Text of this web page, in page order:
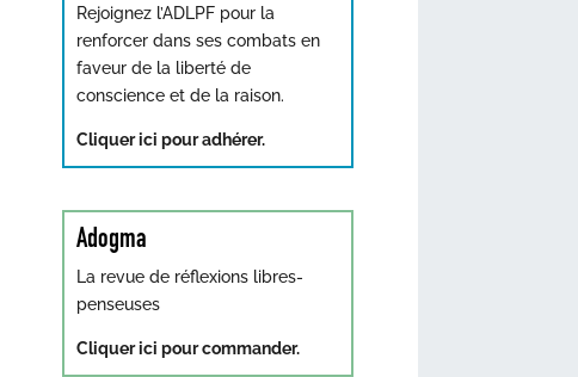
Rejoignez l’ADLPF pour la
renforcer dans ses combats en
faveur de la liberté de
conscience et de la raison.
Cliquer ici pour adhérer.
Adogma
La revue de réflexions libres-
penseuses
Cliquer ici pour commander.